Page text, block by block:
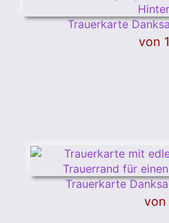
Trauerkarte
von
Trauerkarte
von